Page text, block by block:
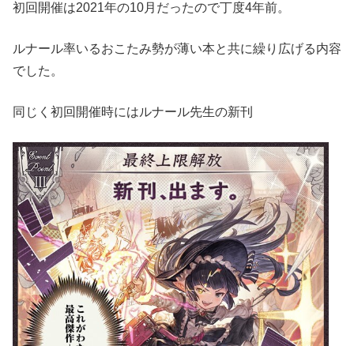
初回開催は2021年の10月だったので丁度4年前。
ルナール率いるおこたみ勢が薄い本と共に繰り広げる内容
でした。
同じく初回開催時にはルナール先生の新刊